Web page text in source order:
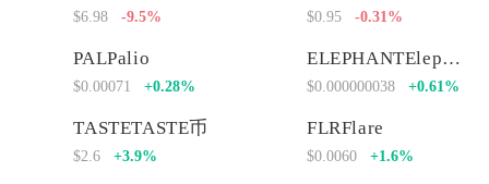
$6.98 -9.5% $0.95 -0.31%
PALPalio
$0.00071 +0.28%
ELEPHANTElephant Money
$0.000000038 +0.61%
TASTETASTE币
$2.6 +3.9%
FLRFlare
$0.0060 +1.6%